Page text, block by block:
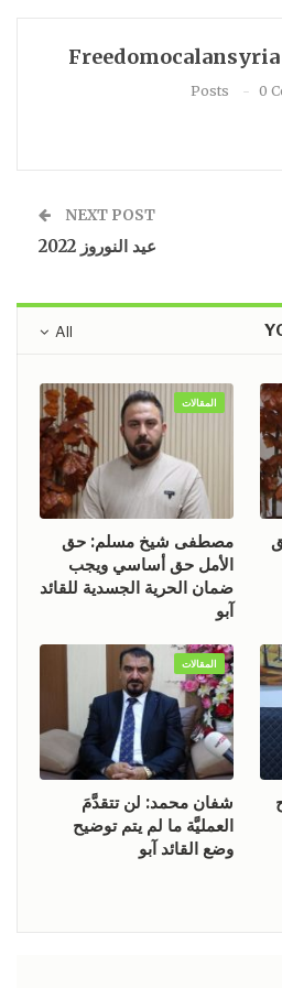
Freedomocalansyria
Posts
0
NEXT POST
عيد النوروز 2022
All
المقالات
مصطفى شيخ مسلم: حق
الأمل حق أساسي ويجب
ضمان الحرية الجسدية للقائد
آبو
المقالات
شفان محمد: لن تتقدَّمَ
العمليَّة ما لم يتم توضيح
وضع القائد آبو